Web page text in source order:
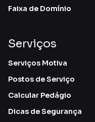
Faixa de Domínio
Serviços
Serviços Motiva
Postos de Serviço
Calcular Pedágio
Dicas de Segurança